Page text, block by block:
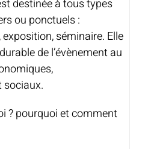
destinée à tous types
ou ponctuels :
séminaire. Elle
de l’évènement au
sociaux.
? pourquoi et comment